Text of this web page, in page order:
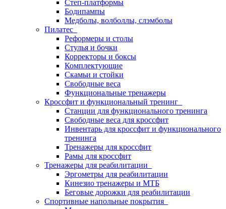
Степ-платформы
Бодипампы
Медболы, волболлы, слэмболы
Пилатес
Реформеры и столы
Стулья и бочки
Корректоры и боксы
Комплектующие
Скамьи и стойки
Свободные веса
Функциональные тренажеры
Кроссфит и функциональный тренинг
Станции для функционального тренинга
Свободные веса для кроссфит
Инвентарь для кроссфит и функционального
тренинга
Тренажеры для кроссфит
Рамы для кроссфит
Тренажеры для реабилитации
Эргометры для реабилитации
Кинезио тренажеры и МТБ
Беговые дорожки для реабилитации
Спортивные напольные покрытия